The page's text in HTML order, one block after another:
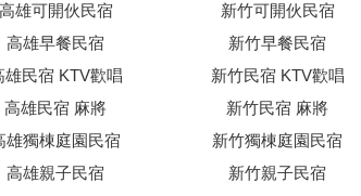
高雄可開伙民宿
高雄早餐民宿
雄民宿 KTV歡唱
高雄民宿 麻將
雄獨棟庭園民宿
高雄親子民宿
新竹可開伙民宿
新竹早餐民宿
新竹民宿 KTV歡唱
新竹民宿 麻將
新竹獨棟庭園民宿
新竹親子民宿